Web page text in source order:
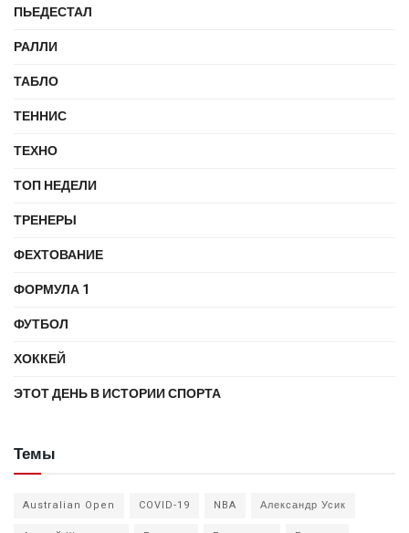
ПЬЕДЕСТАЛ
РАЛЛИ
ТАБЛО
ТЕННИС
ТЕХНО
ТОП НЕДЕЛИ
ТРЕНЕРЫ
ФЕХТОВАНИЕ
ФОРМУЛА 1
ФУТБОЛ
ХОККЕЙ
ЭТОТ ДЕНЬ В ИСТОРИИ СПОРТА
Темы
Australian Open COVID-19 NBA
Александр Усик